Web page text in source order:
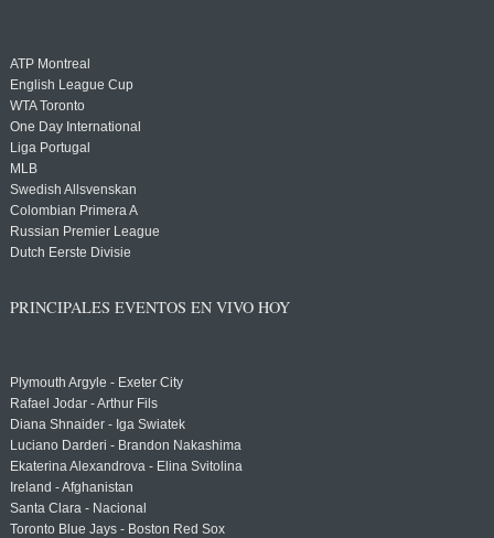
ATP Montreal
English League Cup
WTA Toronto
One Day International
Liga Portugal
MLB
Swedish Allsvenskan
Colombian Primera A
Russian Premier League
Dutch Eerste Divisie
PRINCIPALES EVENTOS EN VIVO HOY
Plymouth Argyle - Exeter City
Rafael Jodar - Arthur Fils
Diana Shnaider - Iga Swiatek
Luciano Darderi - Brandon Nakashima
Ekaterina Alexandrova - Elina Svitolina
Ireland - Afghanistan
Santa Clara - Nacional
Toronto Blue Jays - Boston Red Sox